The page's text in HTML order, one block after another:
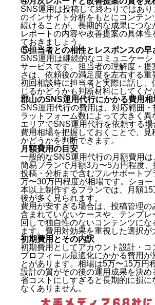
SNS運用は投稿して終わりではあり
のインサイト分析をもとにコンテン
続けることが、長期的な成果につな
レポートの内容や改善提案の具体性
ておきましょう。
⑤担当者との相性とレスポンスの早
SNS運用は継続的なコミュニケー
サービスです。担当者の理解度・提
さは、依頼後の満足度を左右する重
初回相談時に担当者と実際に話し、
じるかどうかも判断材料にしてくだ
郡山のSNS運用代行にかかる費用相
SNS運用代行の費用は、対応範囲
ラットフォーム数によって大きく異
エリアでSNS運用代行を依頼する
費用相場を把握しておくことで、見
かどうかを判断できます。
月額費用の目安
一般的なSNS運用代行の月額費用
簡易プランで月額3万〜5万円程度、
投稿・分析まで含むフルサポートプ
万〜30万円程度が相場です。ショ
本以上制作するプランでは、月額
後が多く見られます。
費用が安すぎる場合は、投稿管理の
含まれていないケースや、テンプレ
回しで独自性のないコンテンツにな
ます。費用対効果を重視した選択が
初期費用とその内訳
初期費用としてアカウント設計・コ
プロフィール最適化にかかる費用が
とがあります。相場は5万〜15万円
設計の質がその後の運用成果を決め
省コストにしすぎると長期的に損に
なくありません。